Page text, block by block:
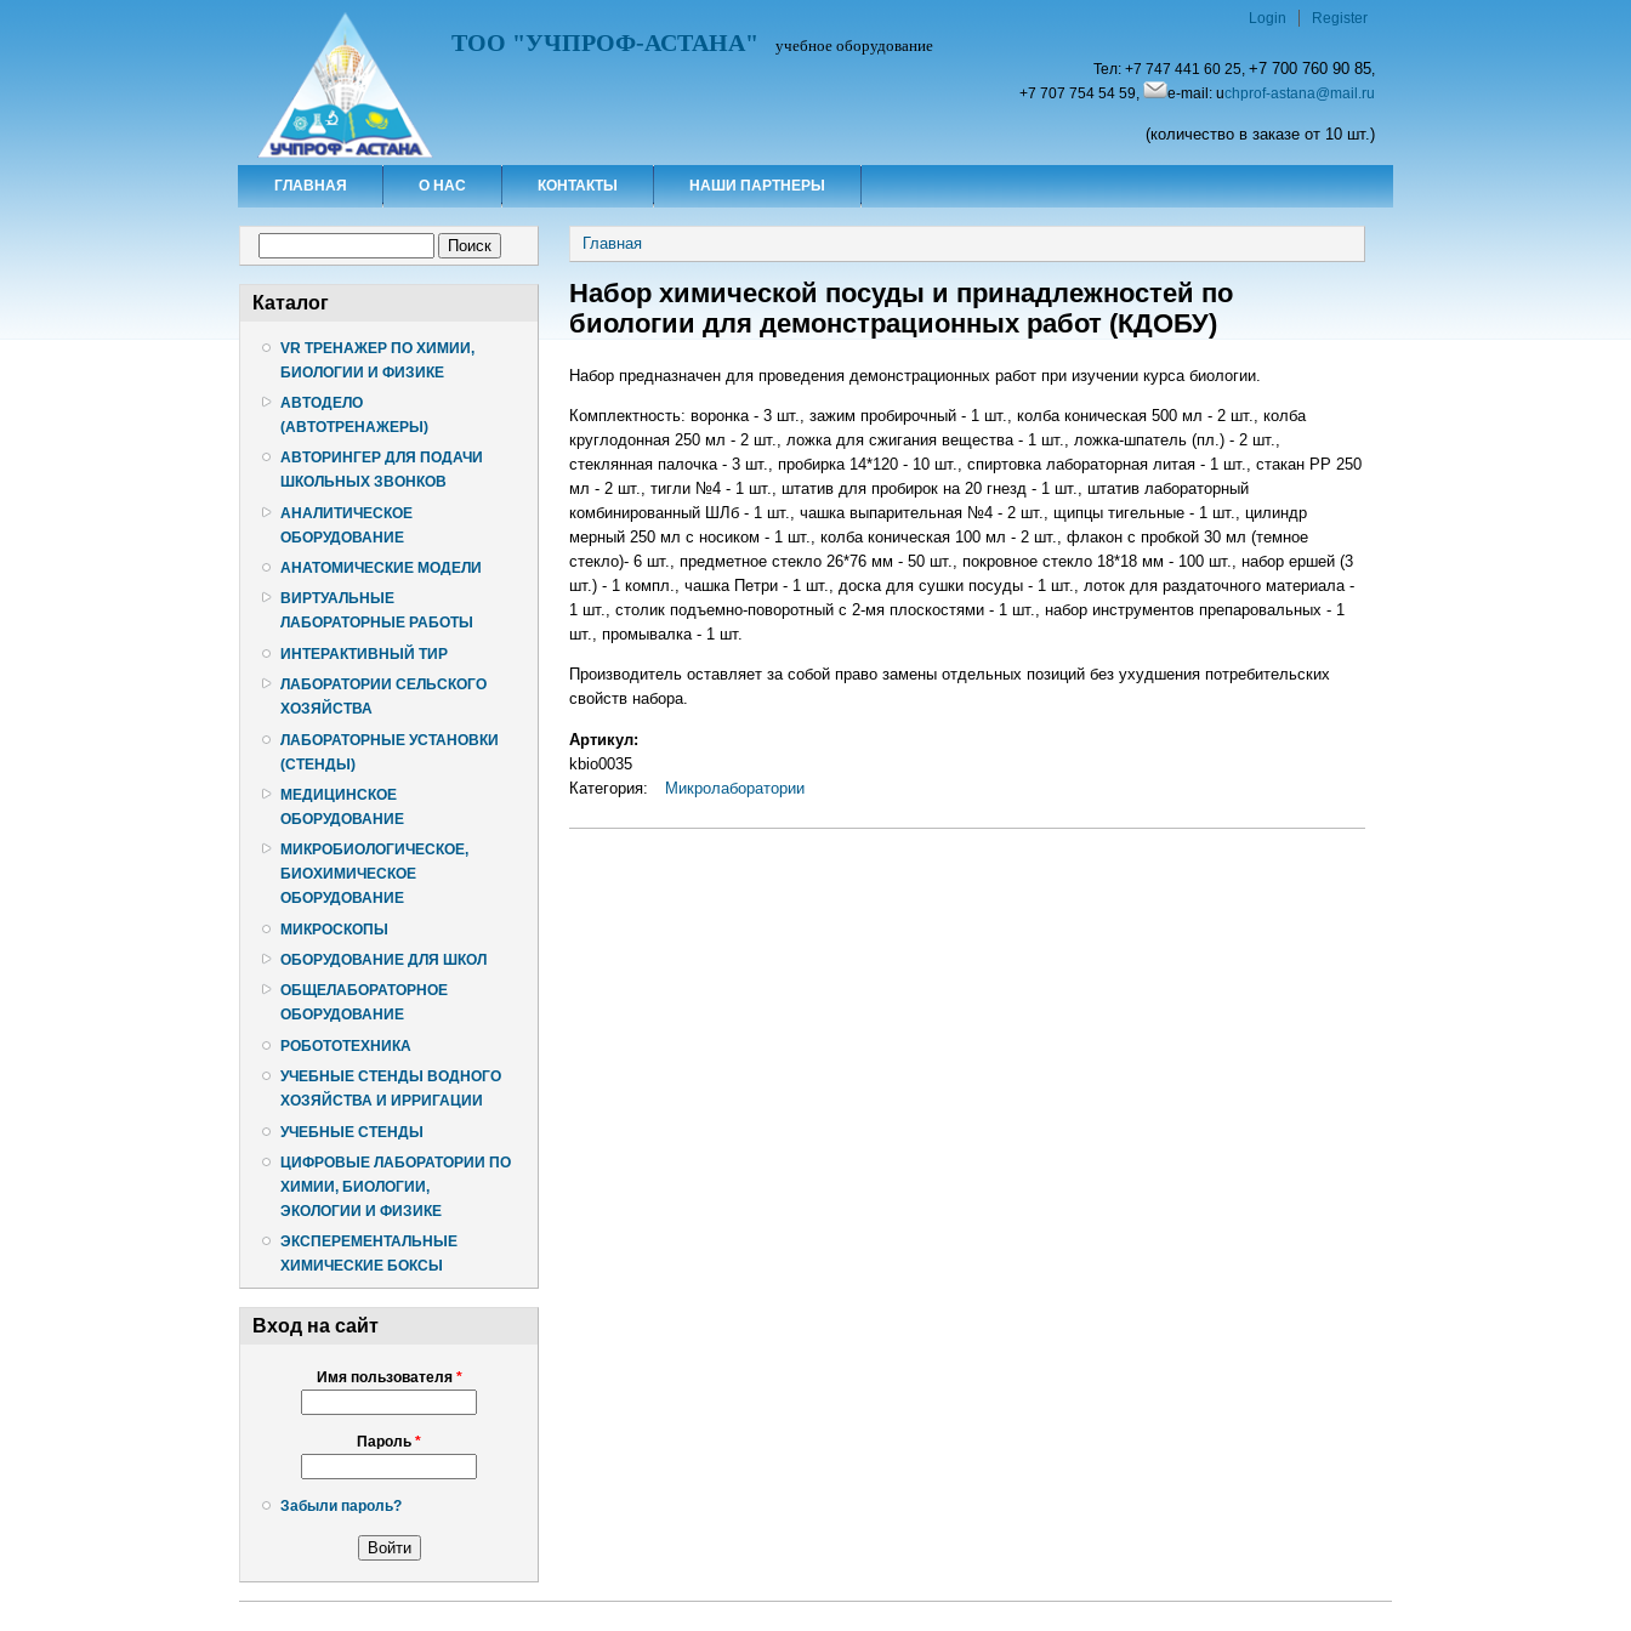
ТОО "УЧПРОФ-АСТАНА" учебное оборудование
Тел: +7 747 441 60 25, +7 700 760 90 85,
+7 707 754 54 59,
e-mail: uchprof-astana@mail.ru
(количество в заказе от 10 шт.)
Login Register
ГЛАВНАЯ О НАС КОНТАКТЫ НАШИ ПАРТНЕРЫ
Каталог
VR ТРЕНАЖЕР ПО ХИМИИ,
БИОЛОГИИ И ФИЗИКЕ
АВТОДЕЛО
(АВТОТРЕНАЖЕРЫ)
АВТОРИНГЕР ДЛЯ ПОДАЧИ
ШКОЛЬНЫХ ЗВОНКОВ
АНАЛИТИЧЕСКОЕ
ОБОРУДОВАНИЕ
АНАТОМИЧЕСКИЕ МОДЕЛИ
ВИРТУАЛЬНЫЕ
ЛАБОРАТОРНЫЕ РАБОТЫ
ИНТЕРАКТИВНЫЙ ТИР
ЛАБОРАТОРИИ СЕЛЬСКОГО
ХОЗЯЙСТВА
ЛАБОРАТОРНЫЕ УСТАНОВКИ
(СТЕНДЫ)
МЕДИЦИНСКОЕ
ОБОРУДОВАНИЕ
МИКРОБИОЛОГИЧЕСКОЕ,
БИОХИМИЧЕСКОЕ
ОБОРУДОВАНИЕ
МИКРОСКОПЫ
ОБОРУДОВАНИЕ ДЛЯ ШКОЛ
ОБЩЕЛАБОРАТОРНОЕ
ОБОРУДОВАНИЕ
РОБОТОТЕХНИКА
УЧЕБНЫЕ СТЕНДЫ ВОДНОГО
ХОЗЯЙСТВА И ИРРИГАЦИИ
УЧЕБНЫЕ СТЕНДЫ
ЦИФРОВЫЕ ЛАБОРАТОРИИ ПО
ХИМИИ, БИОЛОГИИ,
ЭКОЛОГИИ И ФИЗИКЕ
ЭКСПЕРЕМЕНТАЛЬНЫЕ
ХИМИЧЕСКИЕ БОКСЫ
Вход на сайт
Имя пользователя *
Пароль *
Забыли пароль?
Вы здесь
Главная
Набор химической посуды и принадлежностей по
биологии для демонстрационных работ (КДОБУ)
Набор предназначен для проведения демонстрационных работ при изучении курса биологии.
Комплектность: воронка - 3 шт., зажим пробирочный - 1 шт., колба коническая 500 мл - 2 шт., колба
круглодонная 250 мл - 2 шт., ложка для сжигания вещества - 1 шт., ложка-шпатель (пл.) - 2 шт.,
стеклянная палочка - 3 шт., пробирка 14*120 - 10 шт., спиртовка лабораторная литая - 1 шт., стакан PP 250
мл - 2 шт., тигли №4 - 1 шт., штатив для пробирок на 20 гнезд - 1 шт., штатив лабораторный
комбинированный ШЛб - 1 шт., чашка выпарительная №4 - 2 шт., щипцы тигельные - 1 шт., цилиндр
мерный 250 мл с носиком - 1 шт., колба коническая 100 мл - 2 шт., флакон с пробкой 30 мл (темное
стекло)- 6 шт., предметное стекло 26*76 мм - 50 шт., покровное стекло 18*18 мм - 100 шт., набор ершей (3
шт.) - 1 компл., чашка Петри - 1 шт., доска для сушки посуды - 1 шт., лоток для раздаточного материала -
1 шт., столик подъемно-поворотный с 2-мя плоскостями - 1 шт., набор инструментов препаровальных - 1
шт., промывалка - 1 шт.
Производитель оставляет за собой право замены отдельных позиций без ухудшения потребительских
свойств набора.
Артикул:
kbio0035
Категория:
Микролаборатории